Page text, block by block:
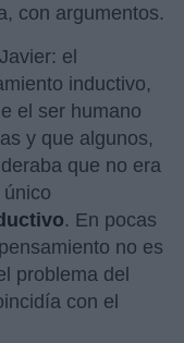
con argumentos.
el
inductivo,
el ser humano
y que algunos,
que no era
. En pocas
no es
problema del
con el